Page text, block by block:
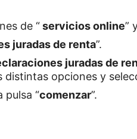
de “servicios online”
juradas de renta”.
juradas de
distintas opciones y
pulsa “comenzar”.